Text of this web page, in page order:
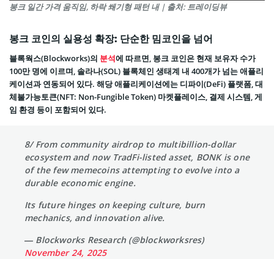
봉크 일간 가격 움직임, 하락 쐐기형 패턴 내 | 출처: 트레이딩뷰
봉크 코인의 실용성 확장: 단순한 밈코인을 넘어
블록웍스(Blockworks)의 분석에 따르면, 봉크 코인은 현재 보유자 수가
100만 명에 이르며, 솔라나(SOL) 블록체인 생태계 내 400개가 넘는 애플리
케이션과 연동되어 있다. 해당 애플리케이션에는 디파이(DeFi) 플랫폼, 대
체불가능토큰(NFT: Non-Fungible Token) 마켓플레이스, 결제 시스템, 게
임 환경 등이 포함되어 있다.
8/ From community airdrop to multibillion-dollar
ecosystem and now TradFi-listed asset, BONK is one
of the few memecoins attempting to evolve into a
durable economic engine.
Its future hinges on keeping culture, burn
mechanics, and innovation alive.
— Blockworks Research (@blockworksres)
November 24, 2025